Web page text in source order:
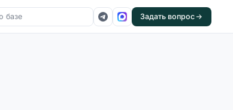
Задать вопрос